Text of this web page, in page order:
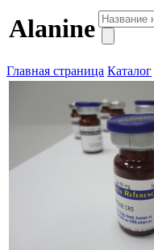
Alanine
Главная страница Каталог